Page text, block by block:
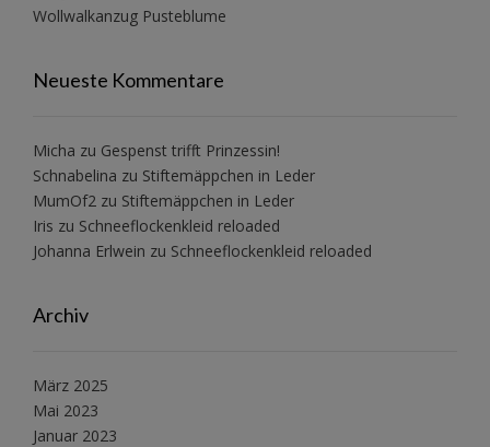
Wollwalkanzug Pusteblume
Neueste Kommentare
Micha zu Gespenst trifft Prinzessin!
Schnabelina zu Stiftemäppchen in Leder
MumOf2 zu Stiftemäppchen in Leder
Iris zu Schneeflockenkleid reloaded
Johanna Erlwein zu Schneeflockenkleid reloaded
Archiv
März 2025
Mai 2023
Januar 2023